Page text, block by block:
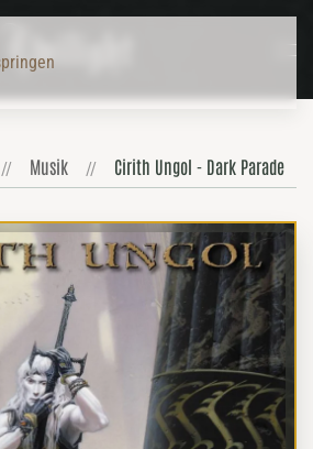
Musik Cirith Ungol - Dark Parade